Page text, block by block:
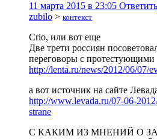
11 марта 2015 в 23:05 Ответить
zubilo > контекст
Crio, или вот еще
Две трети россиян
переговоры с протестующими
http://lenta.ru/news/2012/06/07/
а вот источник на сайте
http://www.levada.ru/07-06-
strane
С КАКИМ ИЗ МНЕНИЙ О